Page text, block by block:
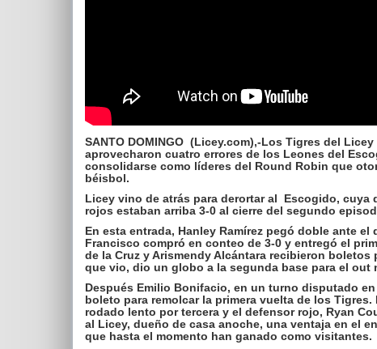
SANTO DOMINGO (Licey.com),-Los Tigres del
aprovecharon cuatro errores de los Leones del
consolidarse como líderes del Round Robin que
béisbol.
Licey vino de atrás para derortar al Escogido, cuya
rojos estaban arriba 3-0 al cierre del segundo
En esta entrada, Hanley Ramírez pegó doble ante
Francisco compró en conteo de 3-0 y entregó el
de la Cruz y Arismendy Alcántara recibieron
que vio, dio un globo a la segunda base para el out
Después Emilio Bonifacio, en un turno disputado
boleto para remolcar la primera vuelta de los
rodado lento por tercera y el defensor rojo, Ryan
al Licey, dueño de casa anoche, una ventaja en el
que hasta el momento han ganado como visitantes.